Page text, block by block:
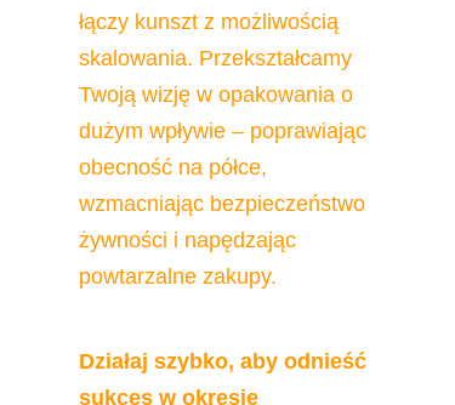
łączy kunszt z możliwością
skalowania. Przekształcamy
Twoją wizję w opakowania o
dużym wpływie – poprawiając
obecność na półce,
wzmacniając bezpieczeństwo
żywności i napędzając
powtarzalne zakupy.
Działaj szybko, aby odnieść
sukces w okresie